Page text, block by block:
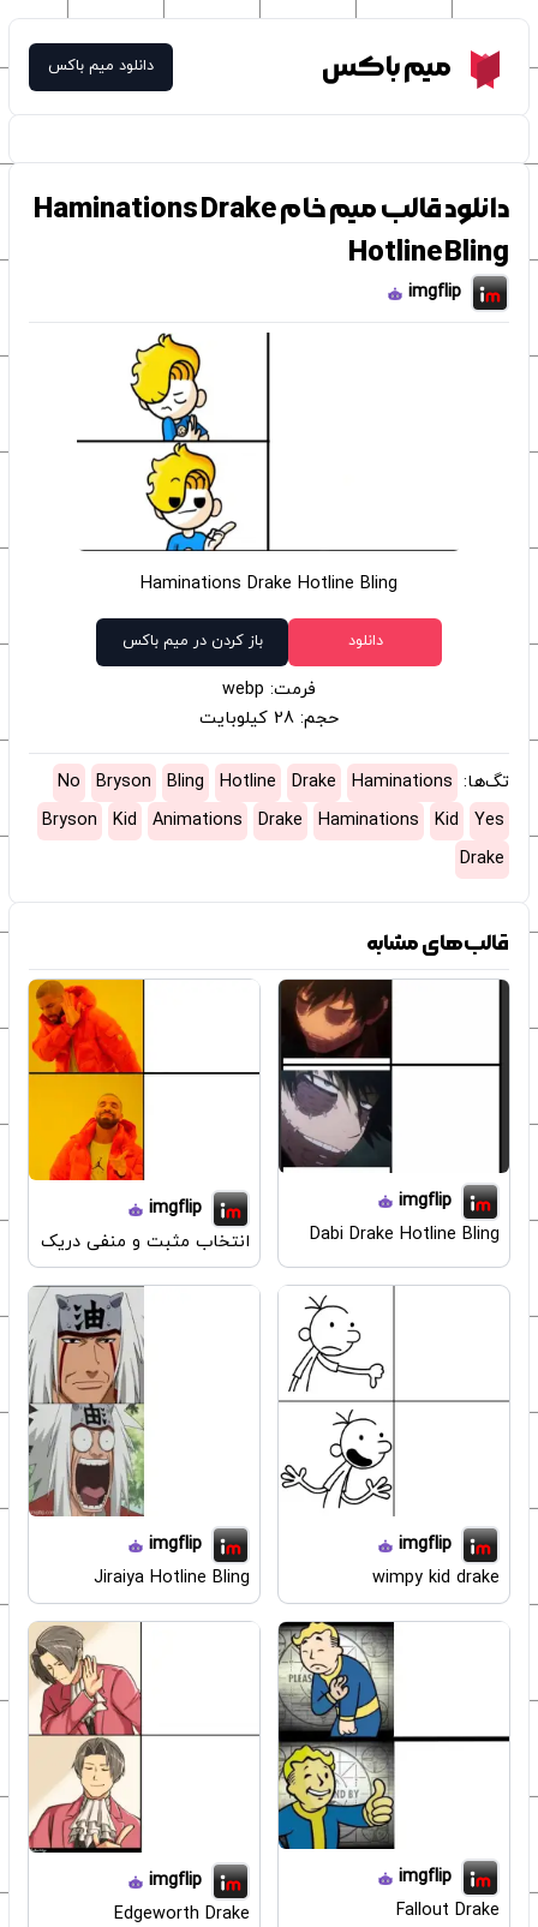
Meme Boxمیم باکس دانلود میم باکس
دانلود قالب میم خام Haminations Drake
Hotline Bling
imgflip
Haminations Drake Hotline Bling
دانلود باز کردن در میم باکس
فرمت: webp
حجم: 28 کیلوبایت
تگ‌ها: Haminations
Drake
Hotline
Bling
Bryson
No
Yes
Kid
Haminations
Drake
Animations
Kid
Bryson
Drake
قالب‌های مشابه
imgflip
Dabi Drake Hotline Bling
imgflip
انتخاب مثبت و منفی دریک
imgflip
wimpy kid drake
imgflip
Jiraiya Hotline Bling
imgflip
Fallout Drake
imgflip
Edgeworth Drake